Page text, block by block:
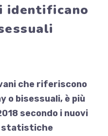
identificano
che riferiscono
o bisessuali, è più
secondo i nuovi
statistiche